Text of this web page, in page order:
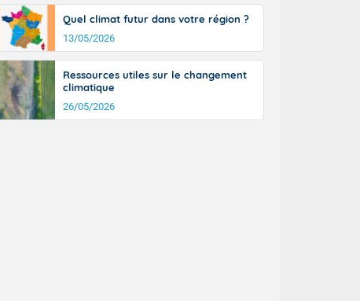
Quel climat futur dans votre région ?
13/05/2026
Ressources utiles sur le changement
climatique
26/05/2026